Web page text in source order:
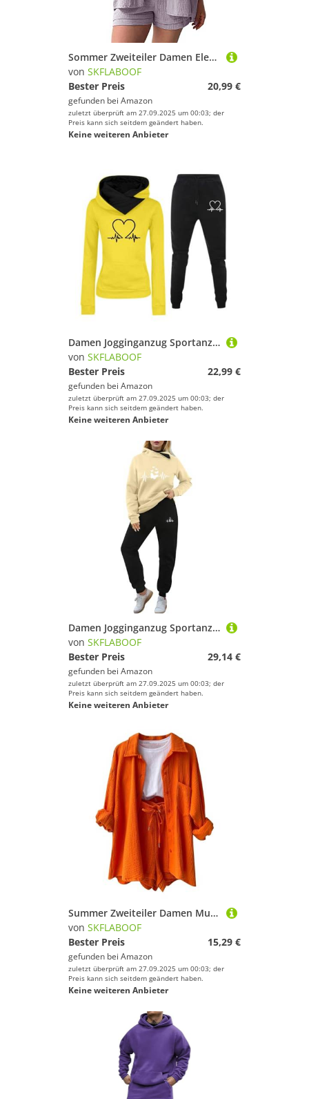
Sommer Zweiteiler Damen Elegant Musselin Bluse und Shorts Aesthetic Lounge Set Sportanzug Oversize Freizeitanzug Langarm Hausanzug Y2K Clothes Longshirt Lila M
von SKFLABOOF
Bester Preis
20,99 €
gefunden bei Amazon
zuletzt überprüft am 27.09.2025 um 00:03; der
Preis kann sich seitdem geändert haben.
Keine weiteren Anbieter
Damen Jogginganzug Sportanzug Jogginghose Baggy Zweiteiler Für Yoga Anzug Sportbekleidung Tracksuit Set Gym Gelb, L
von SKFLABOOF
Bester Preis
22,99 €
gefunden bei Amazon
zuletzt überprüft am 27.09.2025 um 00:03; der
Preis kann sich seitdem geändert haben.
Keine weiteren Anbieter
Damen Jogginganzug Sportanzug Yoga Outfit Set Anzug Gym Fitness Sport Jogginghose Jumpsuit Sportlich Sportsachen Khaki, 3XL
von SKFLABOOF
Bester Preis
29,14 €
gefunden bei Amazon
zuletzt überprüft am 27.09.2025 um 00:03; der
Preis kann sich seitdem geändert haben.
Keine weiteren Anbieter
Summer Zweiteiler Damen Musselin Bluse Set, Elegant Leinen Bluse Hemd Und Shorts Einfarbig Lounge Set Strand Y2k Clothes Sportanzug Oversize Freizeitanzug Kurzarm Hausanzug Outfits Orange L
von SKFLABOOF
Bester Preis
15,29 €
gefunden bei Amazon
zuletzt überprüft am 27.09.2025 um 00:03; der
Preis kann sich seitdem geändert haben.
Keine weiteren Anbieter